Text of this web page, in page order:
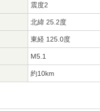
震度2
北緯 25.2度
東経 125.0度
M5.1
約10km